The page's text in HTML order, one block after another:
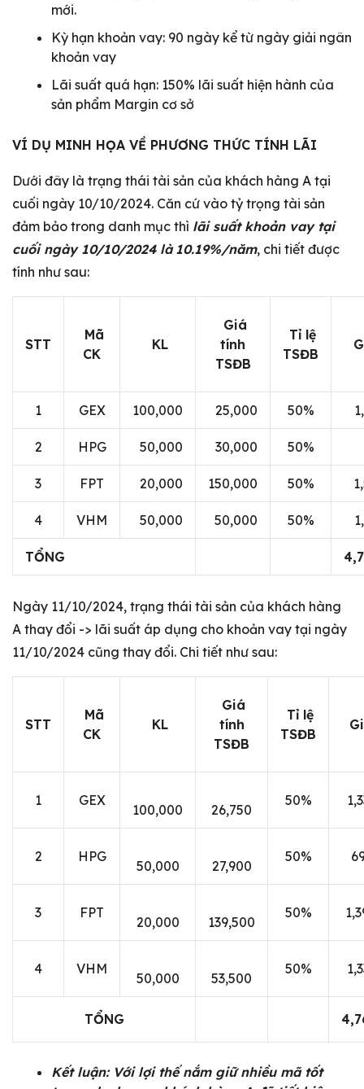
mới.
Kỳ hạn khoản vay: 90 ngày kể từ ngày giải ngân
khoản vay
Lãi suất quá hạn: 150% lãi suất hiện hành của
sản phẩm Margin cơ sở
VÍ DỤ MINH HỌA VỀ PHƯƠNG THỨC TÍNH LÃI
Dưới đây là trạng thái tài sản của khách hàng A tại
cuối ngày 10/10/2024. Căn cứ vào tỷ trọng tài sản
đảm bảo trong danh mục thì lãi suất khoản vay tại
cuối ngày 10/10/2024 là 10.19%/năm, chi tiết được
tính như sau:
STT
Mã
CK
KL
Giá
tính
TSĐB
Tỉ lệ
TSĐB
1 GEX 100,000 25,000 50%
2 HPG 50,000 30,000 50%
3 FPT 20,000 150,000 50%
4 VHM 50,000 50,000 50%
TỔNG
Ngày 11/10/2024, trạng thái tài sản của khách hàng
A thay đổi -> lãi suất áp dụng cho khoản vay tại ngày
11/10/2024 cũng thay đổi. Chi tiết như sau:
STT
Mã
CK
KL
Giá
tính
TSĐB
Tỉ lệ
TSĐB
1 GEX
100,000 26,750
50%
2 HPG
50,000 27,900
50%
3 FPT
20,000 139,500
50%
4 VHM
50,000 53,500
50%
TỔNG
Kết luận: Với lợi thế nắm giữ nhiều mã tốt